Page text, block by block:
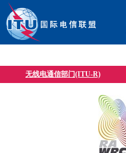
无线电通信部门(ITU-R)